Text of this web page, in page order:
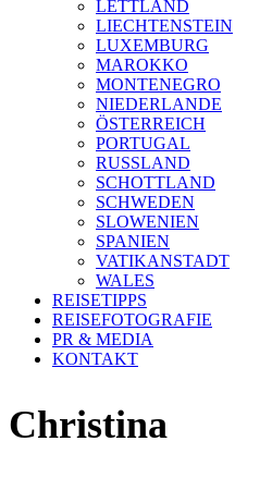
LETTLAND
LIECHTENSTEIN
LUXEMBURG
MAROKKO
MONTENEGRO
NIEDERLANDE
ÖSTERREICH
PORTUGAL
RUSSLAND
SCHOTTLAND
SCHWEDEN
SLOWENIEN
SPANIEN
VATIKANSTADT
WALES
REISETIPPS
REISEFOTOGRAFIE
PR & MEDIA
KONTAKT
Christina